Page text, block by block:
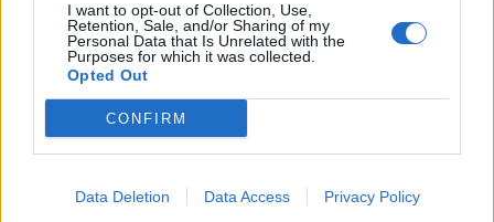
I want to opt-out of Collection, Use,
Retention, Sale, and/or Sharing of my
Personal Data that Is Unrelated with the
Purposes for which it was collected.
Opted Out
CONFIRM
Data Deletion Data Access Privacy Policy
Η μεγάλη ανισορροπία του ΕΣΥ σε αριθμούς